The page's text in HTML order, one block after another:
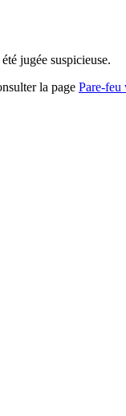
jugée suspicieuse.
la page Pare-feu